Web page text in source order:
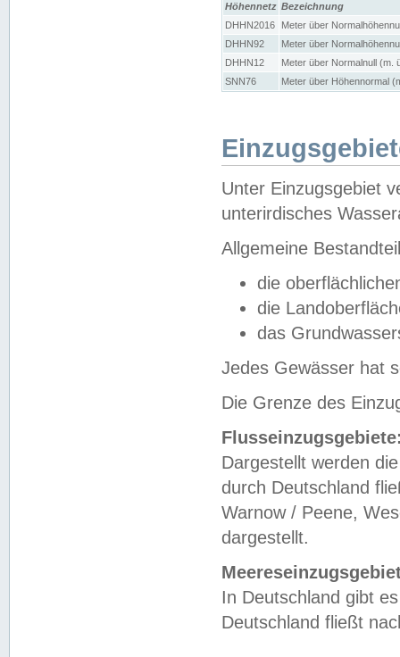
Höhennetz Bezeichnung
DHHN2016
Meter über
DHHN92
Meter über
DHHN12
Meter über Normalnull (m.
SNN76
Meter über Höhennormal
Unter Einzugsgebiet
unterirdisches
Allgemeine
die
die
das
Jedes Gewässer hat
Die Grenze des
Dargestellt werden
durch Deutschland
Warnow / Peene,
dargestellt.
In Deutschland gibt
Deutschland fließt